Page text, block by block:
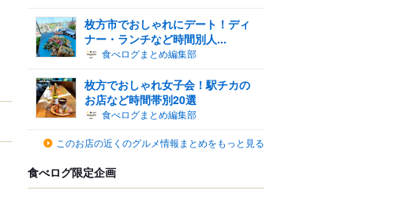
枚方市でおしゃれにデート！ディ
ナー・ランチなど時間別人...
食べログまとめ編集部
枚方でおしゃれ女子会！駅チカの
お店など時間帯別20選
食べログまとめ編集部
このお店の近くのグルメ情報まとめをもっと見る
食べログ限定企画